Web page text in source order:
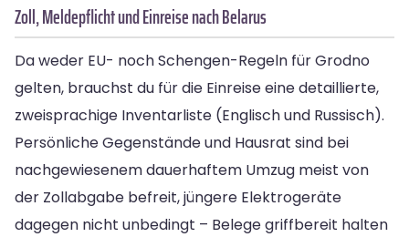
Zoll, Meldepflicht und Einreise nach Belarus
Da weder EU- noch Schengen-Regeln für Grodno
gelten, brauchst du für die Einreise eine detaillierte,
zweisprachige Inventarliste (Englisch und Russisch).
Persönliche Gegenstände und Hausrat sind bei
nachgewiesenem dauerhaftem Umzug meist von
der Zollabgabe befreit, jüngere Elektrogeräte
dagegen nicht unbedingt – Belege griffbereit halten